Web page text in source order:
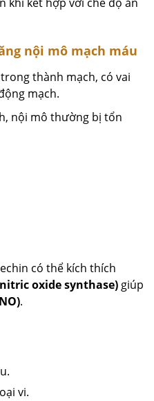
nội mô mạch máu
thành mạch, có vai
mạch.
nội mô thường bị tổn
có thể kích thích
oxide synthase) giúp
.
vi.